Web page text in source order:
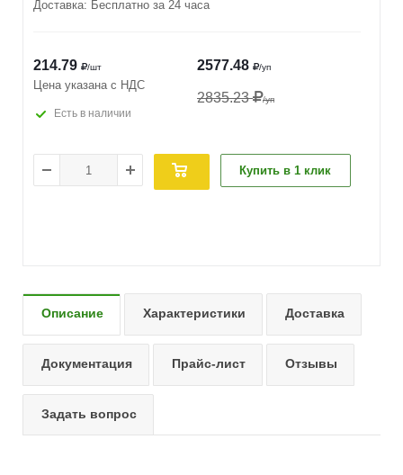
Доставка: Бесплатно за 24 часа
2577.48 /уп
2835.23 /уп
214.79 /шт
Цена указана с НДС
Есть в наличии
Купить в 1 клик
Описание Характеристики Доставка
Документация Прайс-лист Отзывы
Задать вопрос